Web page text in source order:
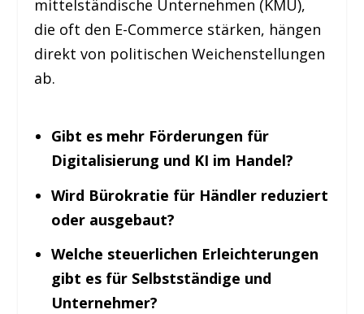
mittelständische Unternehmen (KMU),
die oft den E-Commerce stärken, hängen
direkt von politischen Weichenstellungen
ab.
Gibt es mehr Förderungen für
Digitalisierung und KI im Handel?
Wird Bürokratie für Händler reduziert
oder ausgebaut?
Welche steuerlichen Erleichterungen
gibt es für Selbstständige und
Unternehmer?